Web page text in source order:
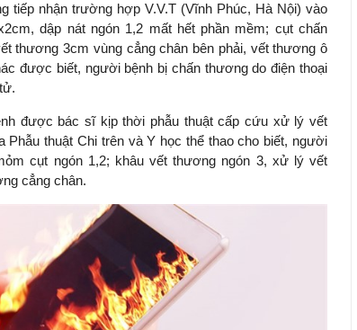
tiếp nhận trường hợp V.V.T (Vĩnh Phúc, Hà Nội) vào
dập nát ngón 1,2 mất hết phần mềm; cụt chấn
thương 3cm vùng cẳng chân bên phải, vết thương ô
được biết, người bệnh bị chấn thương do điện thoại
được bác sĩ kịp thời phẫu thuật cấp cứu xử lý vết
Phẫu thuật Chi trên và Y học thể thao cho biết, người
cụt ngón 1,2; khâu vết thương ngón 3, xử lý vết
cẳng chân.